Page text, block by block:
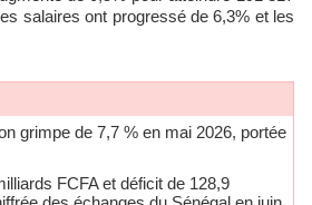
salaires ont progressé de 6,3% et les
grimpe de 7,7 % en mai 2026, portée
FCFA et déficit de 128,9